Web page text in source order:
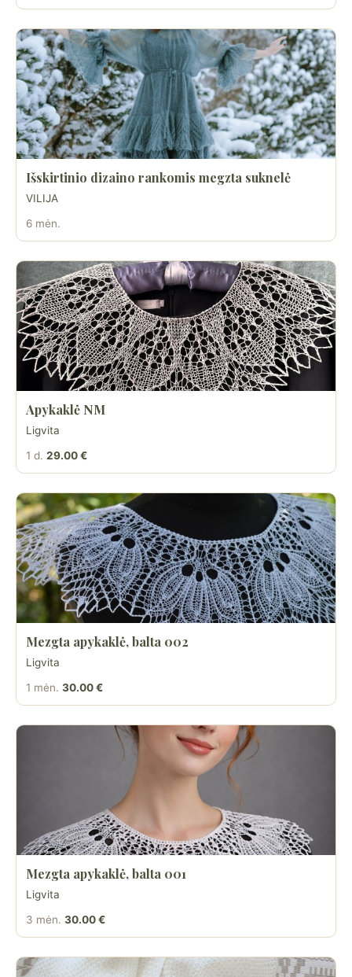
Išskirtinio dizaino rankomis megzta suknelė
VILIJA
6 mėn.
Apykaklė NM
Ligvita
1 d. 29.00 €
Mezgta apykaklė, balta 002
Ligvita
1 mėn. 30.00 €
Mezgta apykaklė, balta 001
Ligvita
3 mėn. 30.00 €